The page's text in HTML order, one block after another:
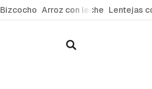
Bizcocho Arroz con leche Lentejas